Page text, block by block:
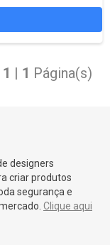
1 | 1 Página(s)
designers
criar produtos
segurança e
Clique aqui